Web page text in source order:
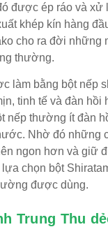
được ép ráo và xử
khép kín hàng
cho ra đời những
thường.
làm bằng bột nếp
tinh tế và đàn hồi
nếp thường ít đàn
Nhờ đó những
ngon hơn và giữ
chọn bột
được dùng.
Trung Thu